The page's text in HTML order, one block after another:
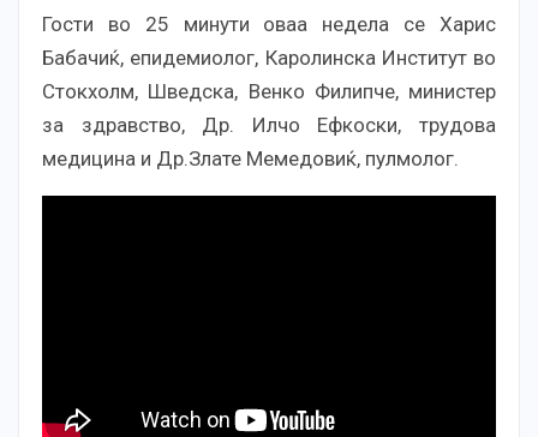
Гости во 25 минути оваа недела се Харис
Бабачиќ, епидемиолог, Каролинска Институт во
Стокхолм, Шведска, Венко Филипче, министер
за здравство, Др. Илчо Ефкоски, трудова
медицина и Др.Злате Мемедовиќ, пулмолог.